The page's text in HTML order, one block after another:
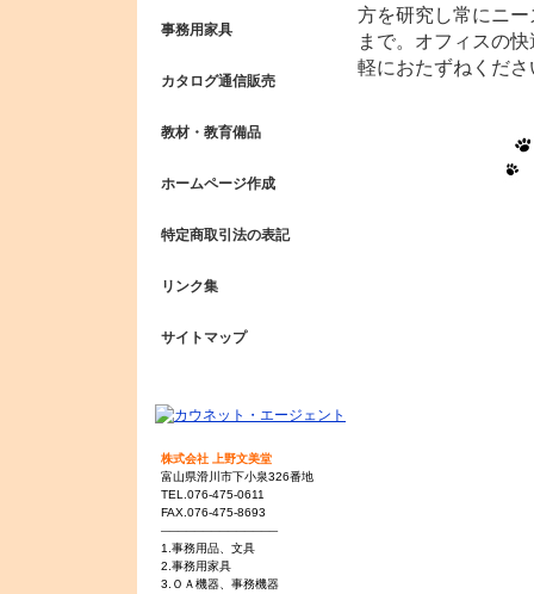
方を研究し常にニ
まで。オフィスの
軽におたずねくだ
事務用家具
カタログ通信販売
教材・教育備品
ホームページ作成
特定商取引法の表記
リンク集
サイトマップ
株式会社 上野文美堂
富山県滑川市下小泉326番地
TEL.076-475-0611
FAX.076-475-8693
──────────────
1.事務用品、文具
2. 事務用家具
3. ＯＡ機器、事務機器